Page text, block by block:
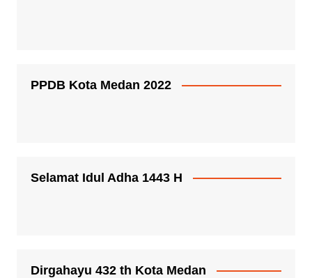
PPDB Kota Medan 2022
Selamat Idul Adha 1443 H
Dirgahayu 432 th Kota Medan